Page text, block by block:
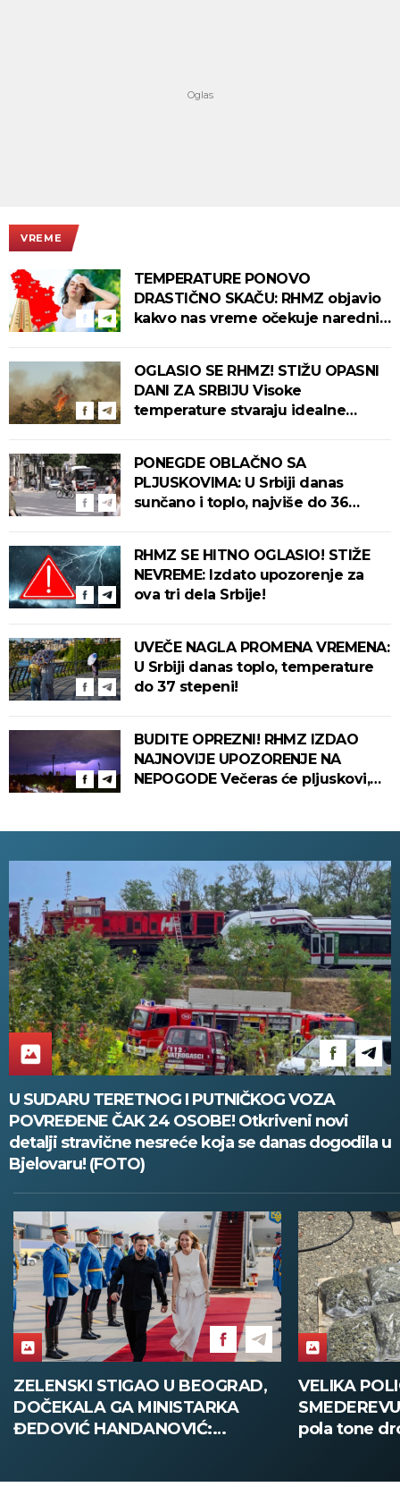
VREME
TEMPERATURE PONOVO
DRASTIČNO SKAČU: RHMZ objavio
kakvo nas vreme očekuje narednih
OGLASIO SE RHMZ! STIŽU OPASNI
DANI ZA SRBIJU Visoke
temperature stvaraju idealne
PONEGDE OBLAČNO SA
PLJUSKOVIMA: U Srbiji danas
sunčano i toplo, najviše do 36
RHMZ SE HITNO OGLASIO! STIŽE
NEVREME: Izdato upozorenje za
ova tri dela Srbije!
UVEČE NAGLA PROMENA VREMENA:
U Srbiji danas toplo, temperature
do 37 stepeni!
BUDITE OPREZNI! RHMZ IZDAO
NAJNOVIJE UPOZORENJE NA
NEPOGODE Večeras će pljuskovi,
U SUDARU TERETNOG I PUTNIČKOG VOZA
POVREĐENE ČAK 24 OSOBE! Otkriveni novi
detalji stravične nesreće koja se danas dogodila u
Bjelovaru! (FOTO)
ZELENSKI STIGAO U BEOGRAD,
DOČEKALA GA MINISTARKA
ĐEDOVIĆ HANDANOVIĆ:
VELIKA
pola tone